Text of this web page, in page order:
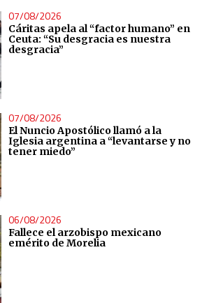
07/08/2026
Cáritas apela al “factor humano” en
Ceuta: “Su desgracia es nuestra
desgracia”
07/08/2026
El Nuncio Apostólico llamó a la
Iglesia argentina a “levantarse y no
tener miedo”
06/08/2026
Fallece el arzobispo mexicano
emérito de Morelia